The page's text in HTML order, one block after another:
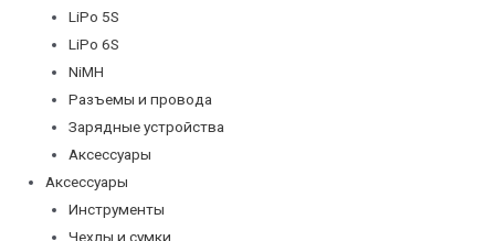
LiPo 5S
LiPo 6S
NiMH
Разъемы и провода
Зарядные устройства
Аксессуары
Аксессуары
Инструменты
Чехлы и сумки